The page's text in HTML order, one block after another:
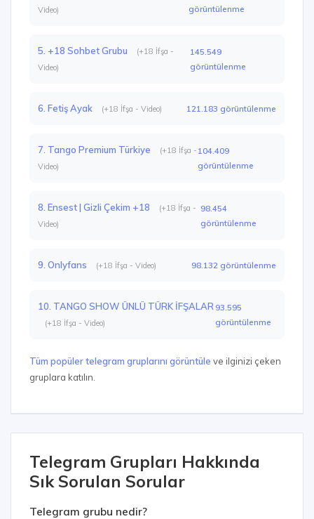
Video)
görüntülenme
5. +18 Sohbet Grubu
(+18 İfşa -
Video)
145.549
görüntülenme
6. Fetiş Ayak (+18 İfşa - Video) 121.183 görüntülenme
7. Tango Premium Türkiye
(+18 İfşa -
Video)
104.409
görüntülenme
8. Ensest | Gizli Çekim +18
(+18 İfşa -
Video)
98.454
görüntülenme
9. Onlyfans (+18 İfşa - Video) 98.132 görüntülenme
10. TANGO SHOW ÜNLÜ TÜRK İFŞALAR
(+18 İfşa - Video)
93.595
görüntülenme
Tüm popüler telegram gruplarını görüntüle ve ilginizi çeken
gruplara katılın.
Telegram Grupları Hakkında
Sık Sorulan Sorular
Telegram grubu nedir?